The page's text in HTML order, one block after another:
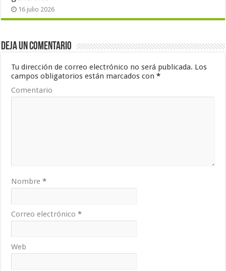
16 julio 2026
Deja un comentario
Tu dirección de correo electrónico no será publicada. Los
campos obligatorios están marcados con*
Comentario
Nombre*
Correo electrónico*
Web